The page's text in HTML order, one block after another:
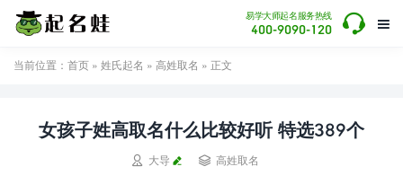

易学大师起名服务热线
400-9090-120 
当前位置： 首页 » 姓氏起名 » 高姓取名 » 正文
女孩子姓高取名什么比较好听 特选389个
 大导  高姓取名